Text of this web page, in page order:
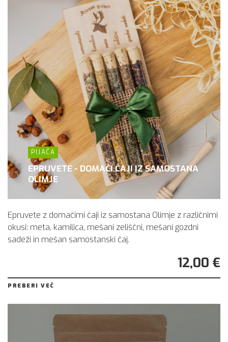
PIJAČA
EPRUVETE - DOMAČI ČAJI IZ SAMOSTANA
OLIMJE
Epruvete z domačimi čaji iz samostana Olimje z različnimi
okusi: meta, kamilica, mešani zeliščni, mešani gozdni
sadeži in mešan samostanski čaj.
12,00 €
PREBERI VEČ